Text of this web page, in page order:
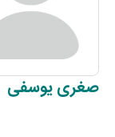
صغرییوسفی